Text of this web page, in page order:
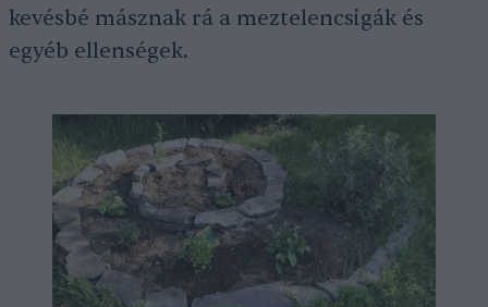
kevésbé másznak rá a meztelencsigák és
egyéb ellenségek.